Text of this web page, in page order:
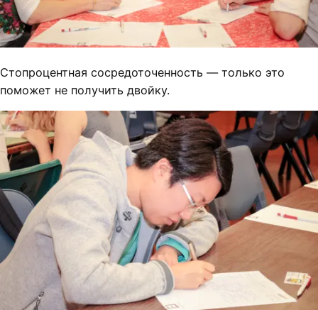
Стопроцентная сосредоточенность — только это
поможет не получить двойку.